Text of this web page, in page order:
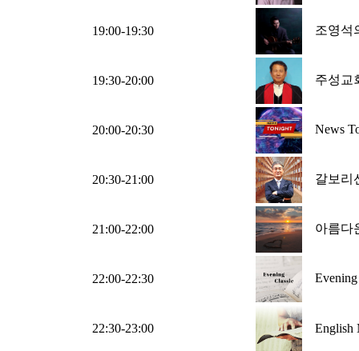
19:00-19:30 조영석
19:30-20:00 주성교
20:00-20:30 News
20:30-21:00 갈보리
21:00-22:00 아름다
22:00-22:30
22:30-23:00 English